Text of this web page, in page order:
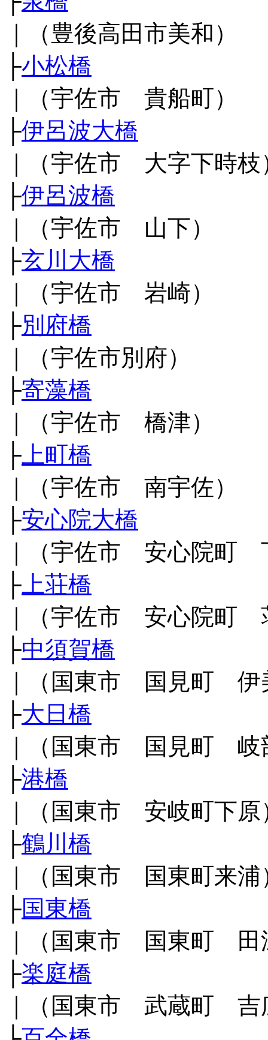
｜（豊後高田市美和）
├小松橋
｜（宇佐市 貴船町）
├伊呂波大橋
｜（宇佐市 大字下時枝
├伊呂波橋
｜（宇佐市 山下）
├玄川大橋
｜（宇佐市 岩崎）
├別府橋
｜（宇佐市別府）
├寄藻橋
｜（宇佐市 橋津）
├ 上町橋
｜（宇佐市 南宇佐）
├安心院大橋
｜（宇佐市 安心院町
├ 上荘橋
｜（宇佐市 安心院町
├中須賀橋
｜（国東市 国見町 伊
├大日橋
｜（国東市 国見町 岐
├港橋
｜（国東市 安岐町下原
├鶴川橋
｜（国東市 国東町来浦
├国東橋
｜（国東市 国東町 田
├楽庭橋
｜（国東市 武蔵町 吉